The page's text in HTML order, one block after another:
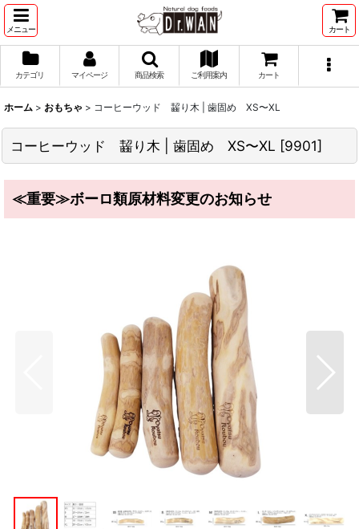
メニュー カート
カテゴリ マイページ 商品検索 ご利用案内 カート
ホーム > おもちゃ > コーヒーウッド 齧り木 | 歯固め XS〜XL
コーヒーウッド 齧り木 | 歯固め XS〜XL [9901]
≪重要≫ボーロ類原材料変更のお知らせ